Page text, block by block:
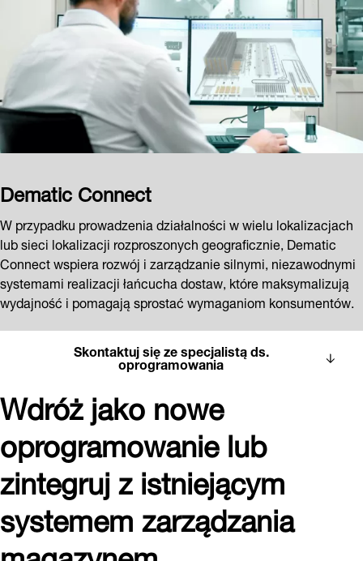
Dematic Connect
W przypadku prowadzenia działalności w wielu lokalizacjach
lub sieci lokalizacji rozproszonych geograficznie, Dematic
Connect wspiera rozwój i zarządzanie silnymi, niezawodnymi
systemami realizacji łańcucha dostaw, które maksymalizują
wydajność i pomagają sprostać wymaganiom konsumentów.
Skontaktuj się ze specjalistą ds.
oprogramowania
Wdróż jako nowe
oprogramowanie lub
zintegruj z istniejącym
systemem zarządzania